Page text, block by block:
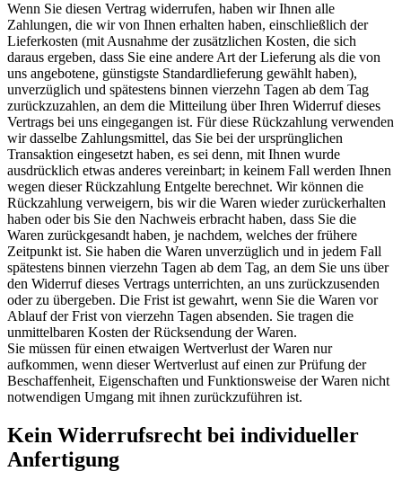
Wenn Sie diesen Vertrag widerrufen, haben wir Ihnen alle
Zahlungen, die wir von Ihnen erhalten haben, einschließlich der
Lieferkosten (mit Ausnahme der zusätzlichen Kosten, die sich
daraus ergeben, dass Sie eine andere Art der Lieferung als die von
uns angebotene, günstigste Standardlieferung gewählt haben),
unverzüglich und spätestens binnen vierzehn Tagen ab dem Tag
zurückzuzahlen, an dem die Mitteilung über Ihren Widerruf dieses
Vertrags bei uns eingegangen ist. Für diese Rückzahlung verwenden
wir dasselbe Zahlungsmittel, das Sie bei der ursprünglichen
Transaktion eingesetzt haben, es sei denn, mit Ihnen wurde
ausdrücklich etwas anderes vereinbart; in keinem Fall werden Ihnen
wegen dieser Rückzahlung Entgelte berechnet. Wir können die
Rückzahlung verweigern, bis wir die Waren wieder zurückerhalten
haben oder bis Sie den Nachweis erbracht haben, dass Sie die
Waren zurückgesandt haben, je nachdem, welches der frühere
Zeitpunkt ist. Sie haben die Waren unverzüglich und in jedem Fall
spätestens binnen vierzehn Tagen ab dem Tag, an dem Sie uns über
den Widerruf dieses Vertrags unterrichten, an uns zurückzusenden
oder zu übergeben. Die Frist ist gewahrt, wenn Sie die Waren vor
Ablauf der Frist von vierzehn Tagen absenden. Sie tragen die
unmittelbaren Kosten der Rücksendung der Waren.
Sie müssen für einen etwaigen Wertverlust der Waren nur
aufkommen, wenn dieser Wertverlust auf einen zur Prüfung der
Beschaffenheit, Eigenschaften und Funktionsweise der Waren nicht
notwendigen Umgang mit ihnen zurückzuführen ist.
Kein Widerrufsrecht bei individueller
Anfertigung